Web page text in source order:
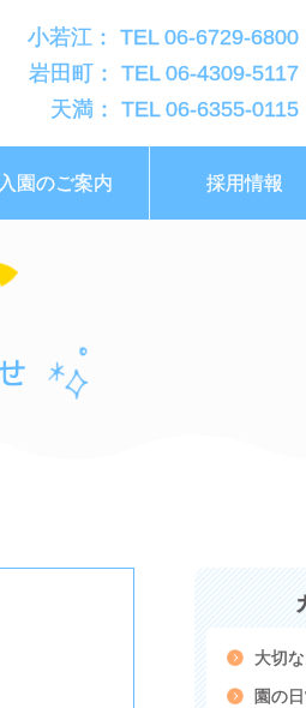
小若江： TEL 06-6729-6800
岩田町： TEL 06-4309-5117
天満： TEL 06-6355-0115
入園のご案内 採用情報
大切
園の